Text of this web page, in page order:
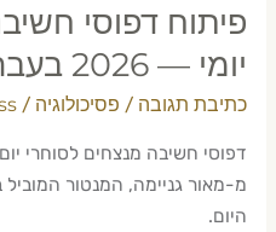
פיתוח דפוסי
יומי — 2026 בעברית
כתיבת תגובה / פסיכולוגיה /
דפוסי חשיבה מנצחים לסוחרי
מ-מאור גניימה, המנטור המוביל
היום.